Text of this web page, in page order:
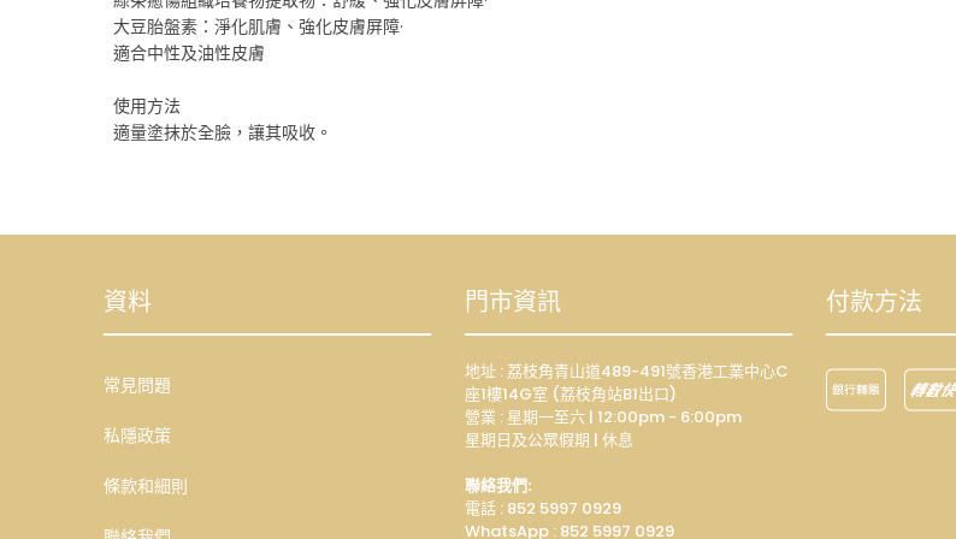
大豆胎盤素：淨化肌膚、強化皮膚屏障·
適合中性及油性皮膚
使用方法
適量塗抹於全臉，讓其吸收。
資料
常見問題
私隱政策
條款和細則
門市資訊
地址 : 荔枝角青山道489-491號香港工業中心C
座1樓14G室 (荔枝角站B1出口)
營業 : 星期一至六 | 12:00pm - 6:00pm
星期日及公眾假期 | 休息
聯絡我們:
電話 : 852 5997 0929
WhatsApp : 852 5997 0929
付款方法